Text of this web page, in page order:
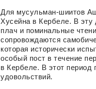
Для мусульман-шиитов
Хусейна в Кербеле. В
плач и поминальные
сопровождаются
которая исторически
особый пост в течение
в Кербеле. В этот период
удовольствий.